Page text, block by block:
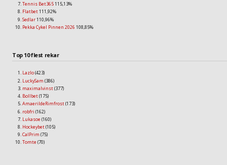
Tennis Bet365115,13%
Flatbet111,92%
Sedlar110,96%
Pekka Cykel Pinnen 2026 108,85%
Top 10 flest rekar
Lazlo(423)
LuckySam (386)
maximalvinst(377)
Bollbet(175)
AmaerildeRimfrost(173)
robfri (162)
Lukasoe (160)
Hockeybet(105)
CalPrim (75)
Tomte (70)